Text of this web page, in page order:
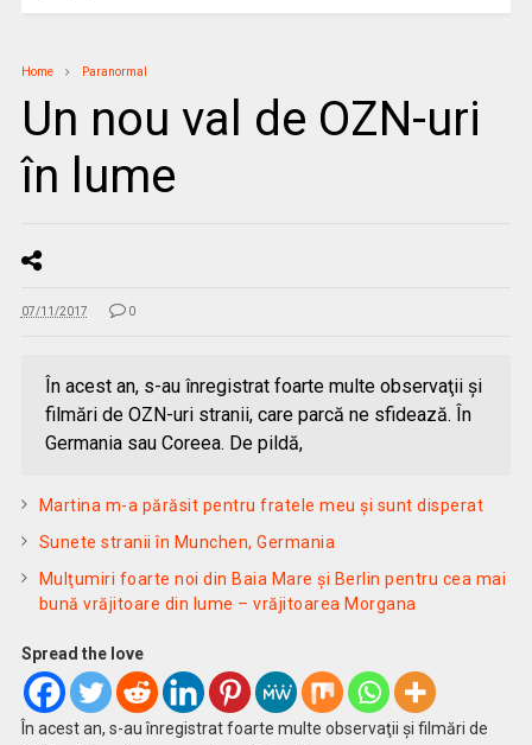
Home Paranormal
Un nou val de OZN-uri
în lume
07/11/2017 0
În acest an, s-au înregistrat foarte multe observaţii şi
filmări de OZN-uri stranii, care parcă ne sfidează. În
Germania sau Coreea. De pildă,
Martina m-a părăsit pentru fratele meu și sunt disperat
Sunete stranii în Munchen, Germania
Mulţumiri foarte noi din Baia Mare și Berlin pentru cea mai
bună vrăjitoare din lume – vrăjitoarea Morgana
Spread the love
În acest an, s-au înregistrat foarte multe observaţii şi filmări de